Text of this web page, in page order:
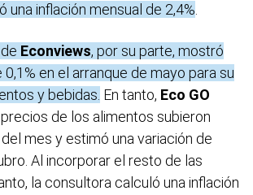
una inflación mensual de 2,4%
Econviews, por su parte, mostró
en el arranque de mayo para su
y bebidas. En tanto, Eco GO
de los alimentos subieron
mes y estimó una variación de
Al incorporar el resto de las
la consultora calculó una inflación